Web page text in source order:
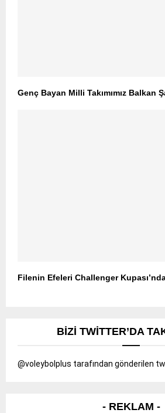
Genç Bayan Milli Takımımız Balkan
Filenin Efeleri Challenger
BIZI TWITTER’DA
@voleybolplus tarafından gönderilen
- REKLAM -